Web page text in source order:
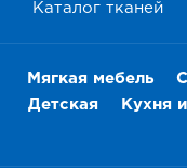
Каталог тканей
Мягкая мебель
Детская
Кухня